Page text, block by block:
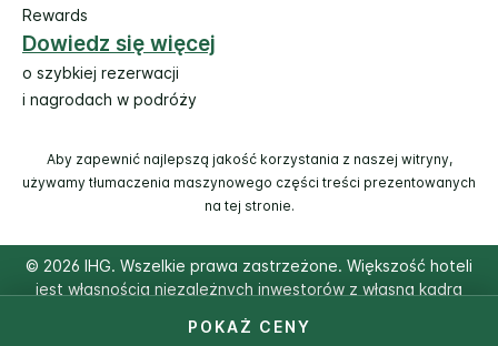
POKAŻ CENY
Rewards
Dowiedz się więcej
o szybkiej rezerwacji
i nagrodach w podróży
Aby zapewnić najlepszą jakość korzystania z naszej witryny,
używamy tłumaczenia maszynowego części treści prezentowanych
na tej stronie.
© 2026 IHG. Wszelkie prawa zastrzeżone. Większość hoteli
jest własnością niezależnych inwestorów z własną kadrą